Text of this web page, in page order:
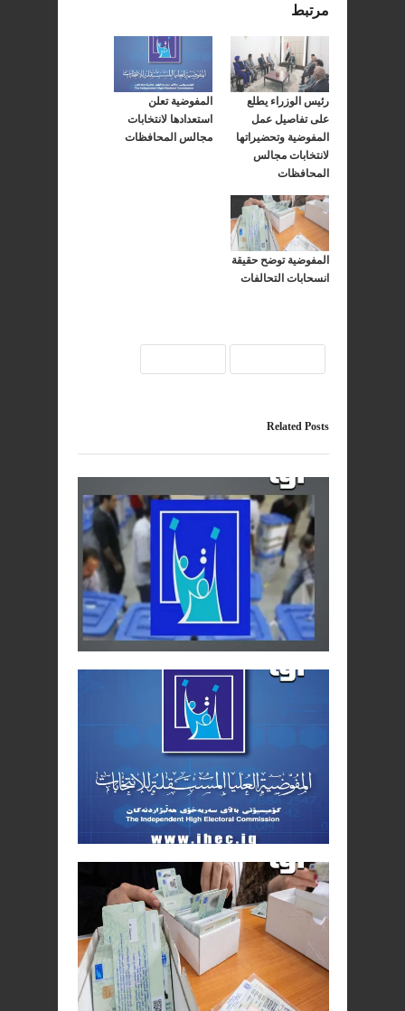
مرتبط
رئيس الوزراء يطلع
على تفاصيل عمل
المفوضية وتحضيراتها
لانتخابات مجالس
المحافظات
المفوضية تعلن
استعدادها لانتخابات
مجالس المحافظات
المفوضية توضح حقيقة
انسحابات التحالفات
Related Posts